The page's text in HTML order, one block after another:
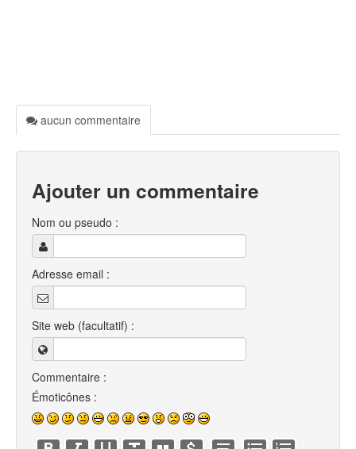
aucun commentaire
Ajouter un commentaire
Nom ou pseudo :
Adresse email :
Site web (facultatif) :
Commentaire :
Émoticônes :